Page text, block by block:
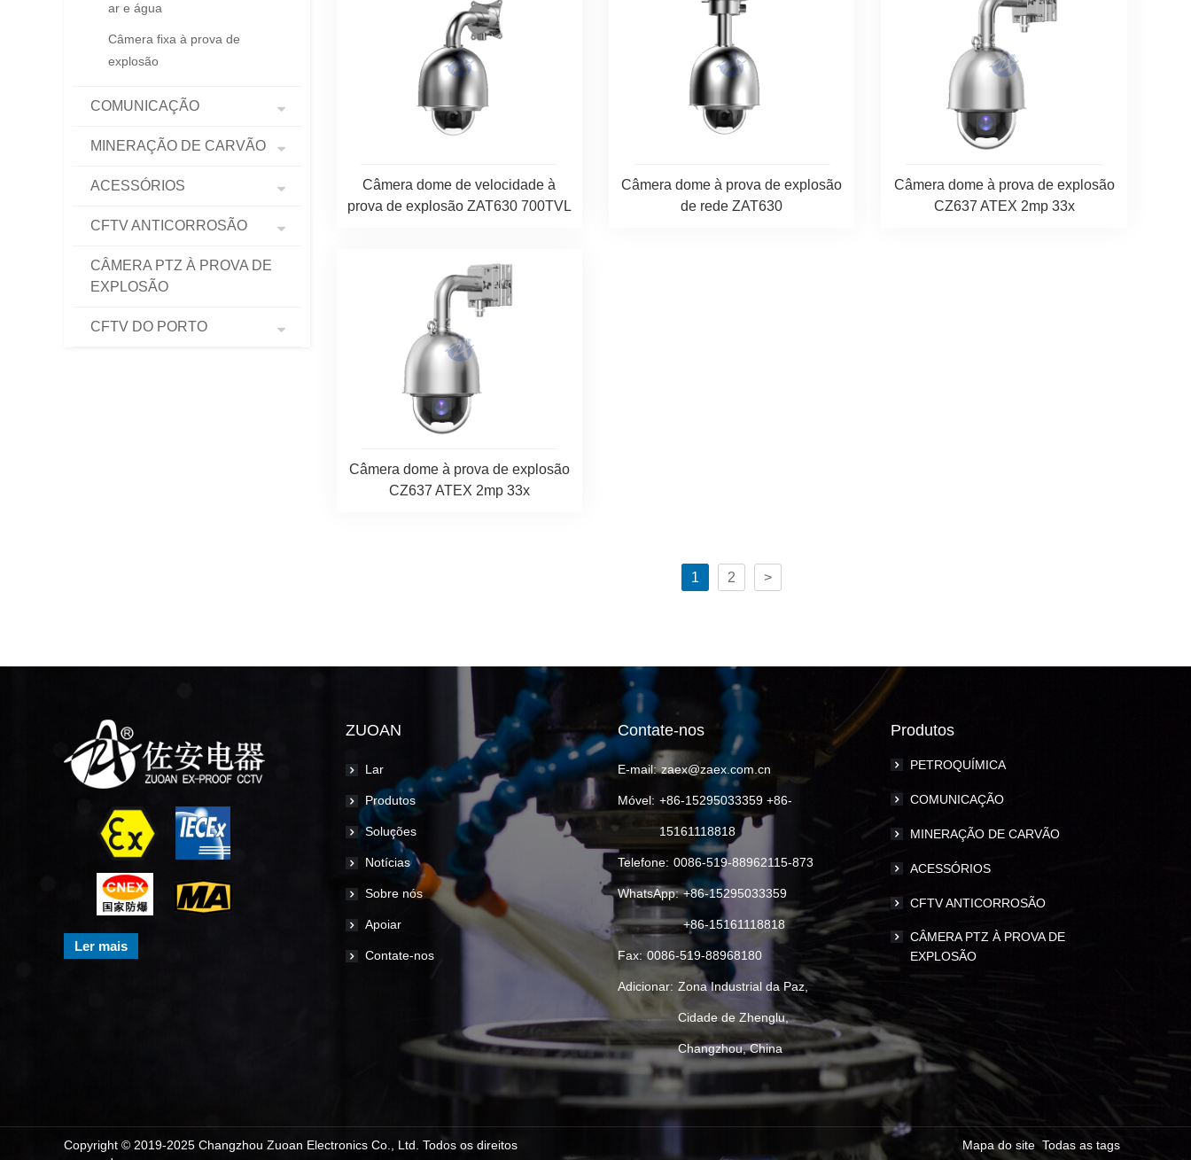
ar e água
Câmera fixa à prova de
explosão
COMUNICAÇÃO
MINERAÇÃO DE CARVÃO
ACESSÓRIOS
CFTV ANTICORROSÃO
CÂMERA PTZ À PROVA DE
EXPLOSÃO
CFTV DO PORTO
Câmera dome de velocidade à
prova de explosão ZAT630 700TVL
Câmera dome à prova de explosão
de rede ZAT630
Câmera dome à prova de explosão
CZ637 ATEX 2mp 33x
Câmera dome à prova de explosão
CZ637 ATEX 2mp 33x
1 2 >
Ler mais
ZUOAN
Lar
Produtos
Soluções
Notícias
Sobre nós
Apoiar
Contate-nos
Contate-nos
E-mail: zaex@zaex.com.cn
Móvel: +86-15295033359 +86-
15161118818
Telefone: 0086-519-88962115-873
WhatsApp: +86-15295033359
+86-15161118818
Fax: 0086-519-88968180
Adicionar: Zona Industrial da Paz,
Cidade de Zhenglu,
Changzhou, China
Produtos
PETROQUÍMICA
COMUNICAÇÃO
MINERAÇÃO DE CARVÃO
ACESSÓRIOS
CFTV ANTICORROSÃO
CÂMERA PTZ À PROVA DE
EXPLOSÃO
Copyright © 2019-2025 Changzhou Zuoan Electronics Co., Ltd. Todos os direitos
Mapa do site Todas as tags